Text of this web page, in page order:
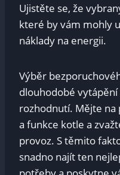
Ujistěte se, že
které by vám mohly
náklady na energii.
Výběr
dlouhodobé
rozhodnutí. Mějte
a funkce kotle a
provoz. S těmito
snadno najít ten